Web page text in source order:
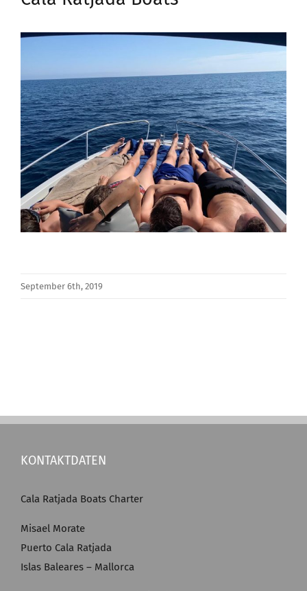
September 6th, 2019
KONTAKTDATEN
Cala Ratjada Boats Charter
Misael Morate
Puerto Cala Ratjada
Islas Baleares – Mallorca